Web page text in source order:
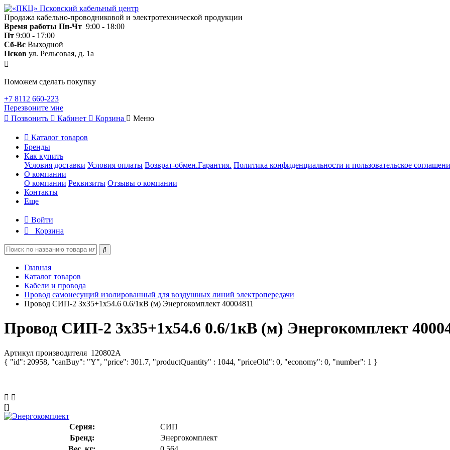
Продажа кабельно-проводниковой и электротехнической продукции
Время работы Пн-Чт 9:00 - 18:00
Пт 9:00 - 17:00
Сб-Вс Выходной
Псков ул. Рельсовая, д. 1а
Поможем сделать покупку
+7 8112 660-223
Перезвоните мне
Позвонить
Кабинет Корзина Меню
Каталог товаров
Бренды
Как купить
Условия доставки Условия оплаты Возврат-обмен.Гарантия. Политика конфиденциальности и пользовательское
О компании
О компании Реквизиты Отзывы о компании
Контакты
Еще
Войти
Корзина
Главная
Каталог товаров
Кабели и провода
Провод самонесущий изолированный для воздушных линий электропередачи
Провод СИП-2 3х35+1х54.6 0.6/1кВ (м) Энергокомплект 40004811
Провод СИП-2 3х35+1х54.6 0.6/1кВ (м) Энергокомплект
Артикул производителя 120802А
{ "id": 20958, "canBuy": "Y", "price": 301.7, "productQuantity" : 1044, "priceOld": 0, "economy": 0, "number": 1 }
[]
Серия:
СИП
Бренд:
Энергокомплект